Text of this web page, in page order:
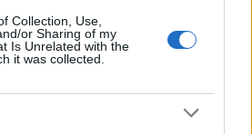
Collection, Use,
or Sharing of my
Is Unrelated with the
it was collected.
guai: accusato
al Congresso
della struttura Covid negli
cosa succede